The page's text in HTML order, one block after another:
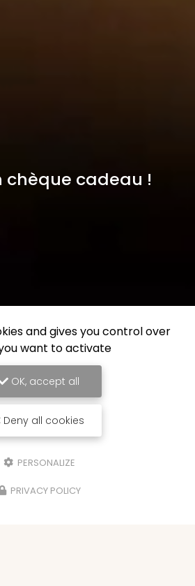
chèque cadeau !
and gives you control over
want to activate
OK, accept all
Deny all cookies
PERSONALIZE
PRIVACY POLICY